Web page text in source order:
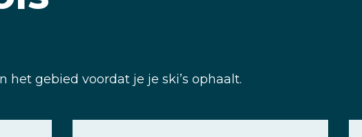
gebied voordat je je ski’s ophaalt.